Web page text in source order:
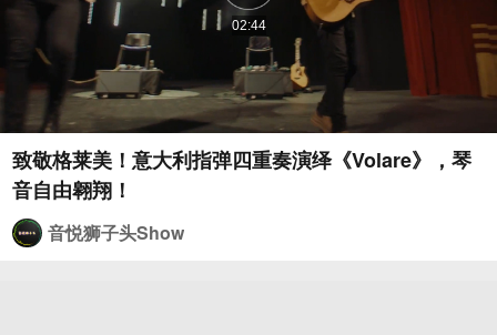
02:44
致敬格莱美！意大利指弹四重奏演绎《Volare》，琴
音自由翱翔！
音悦狮子头Show